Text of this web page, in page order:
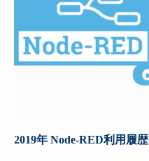
2019年 Node-RED利用履歴